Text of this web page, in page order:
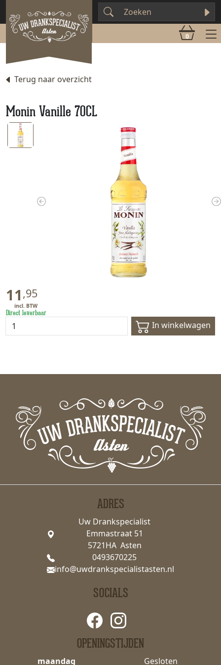
0
Terug naar overzicht
Monin Vanille 70CL
Previous
11 ,95
Direct leverbaar
In winkelwagen
ADRES
Uw Drankspecialist
Emmastraat 51
5721HA Asten
0493670225
info@uwdrankspecialistasten.nl
OPENINGSTIJDEN
maandag Gesloten
SOCIALS